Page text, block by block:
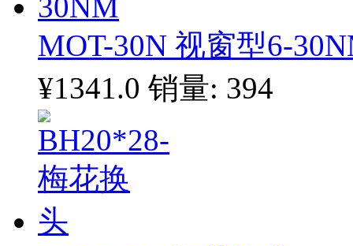
MOT-30N 视窗型6-
¥1341.0 销量: 394